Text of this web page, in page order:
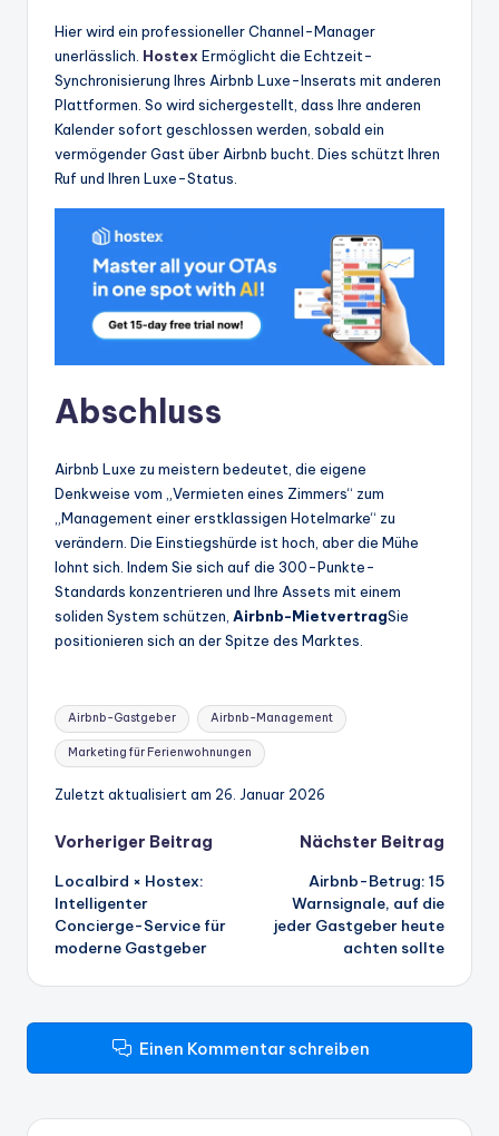
Hier wird ein professioneller Channel-Manager
unerlässlich. Hostex Ermöglicht die Echtzeit-
Synchronisierung Ihres Airbnb Luxe-Inserats mit anderen
Plattformen. So wird sichergestellt, dass Ihre anderen
Kalender sofort geschlossen werden, sobald ein
vermögender Gast über Airbnb bucht. Dies schützt Ihren
Ruf und Ihren Luxe-Status.
Abschluss
Airbnb Luxe zu meistern bedeutet, die eigene
Denkweise vom „Vermieten eines Zimmers“ zum
„Management einer erstklassigen Hotelmarke“ zu
verändern. Die Einstiegshürde ist hoch, aber die Mühe
lohnt sich. Indem Sie sich auf die 300-Punkte-
Standards konzentrieren und Ihre Assets mit einem
soliden System schützen, Airbnb-MietvertragSie
positionieren sich an der Spitze des Marktes.
Stichworte:
Airbnb-Gastgeber Airbnb-Management
Marketing für Ferienwohnungen
Zuletzt aktualisiert am 26. Januar 2026
Beitrags-
Navigation
Vorheriger Beitrag
Localbird × Hostex:
Intelligenter
Concierge-Service für
moderne Gastgeber
Nächster Beitrag
Airbnb-Betrug: 15
Warnsignale, auf die
jeder Gastgeber heute
achten sollte
Einen Kommentar schreiben